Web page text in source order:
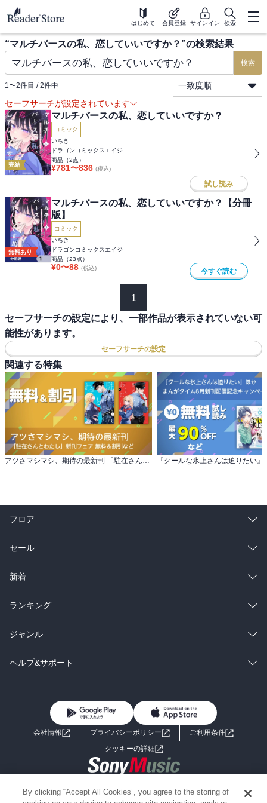
はじめて 会員登録 サインイン 検索
“マルチバースの私、恋していいですか？ ”の検索結果
検索
1〜2件目 / 2件中
一致度順
セーフサーチが設定されています
完結
マルチバースの私、恋していいですか？
コミック
いちき
ドラゴンコミックスエイジ
商品（2点）
¥781〜836 (税込)
試し読み
無料あり
マルチバースの私、恋していいですか？【分冊
版】
コミック
いちき
ドラゴンコミックスエイジ
商品（23点）
¥0〜88 (税込) 今すぐ読む
1
セーフサーチの設定により、一部作品が表示されていない可
能性があります。
セーフサーチの設定
関連する特集
アツさマシマシ、期待の最新刊 「駐在さんとわたし」新刊フェア 無料＆割引など
フロア
総合
ラノベ
雑誌・グラビア
BL・TL
セール
総合
ラノベ
雑誌・グラビア
BL・TL
新着
総合
ラノベ
雑誌・グラビア
ランキング
総合
ラノベ
ジャンル
コミック
ライトノベル 男子向けラノベ
小説
海外小説
ミステリー SF
ヘルプ&サポート
よくあるご質問 お問い合わせ
会社情報 プライバシーポリシー
ご利用条件
クッキーの詳細
Copyright 2017 - 2026 Sony Music Entertainment(Japan) Inc.
Information on the site is for the Japan domestic market only
By clicking “Accept All Cookies”, you agree to the storing of